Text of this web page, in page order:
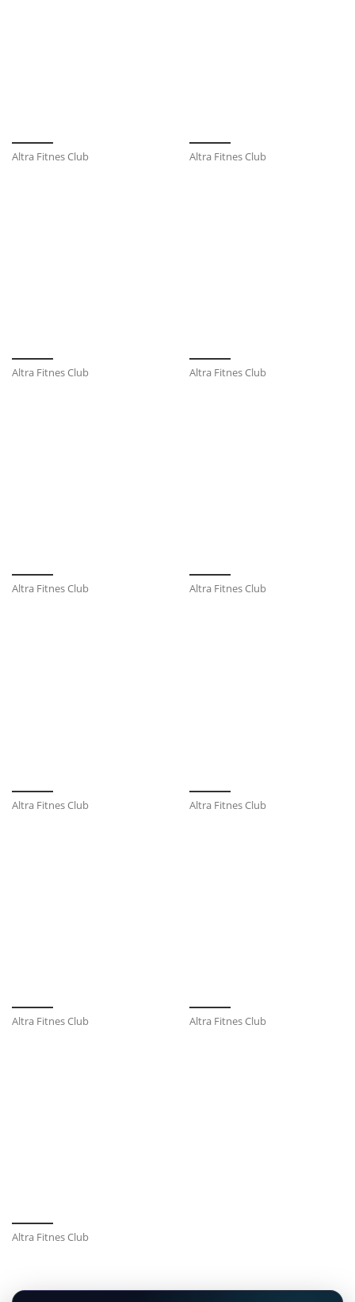
Altra Fitnes Club Altra Fitnes Club
Altra Fitnes Club Altra Fitnes Club
Altra Fitnes Club Altra Fitnes Club
Altra Fitnes Club Altra Fitnes Club
Altra Fitnes Club Altra Fitnes Club
Altra Fitnes Club